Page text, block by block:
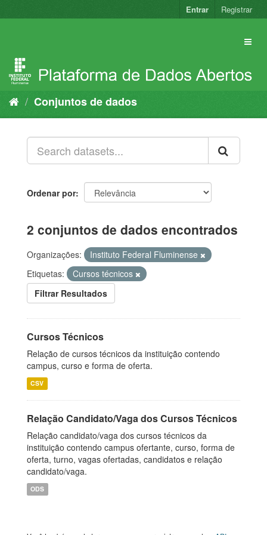
para
Entrar Registrar
Conjuntos de dados
Ordenar por
2 conjuntos de dados encontrados
Organizações:
Instituto Federal Fluminense
Etiquetas:
Cursos técnicos
Filtrar Resultados
Cursos Técnicos
Relação de cursos técnicos da instituição contendo
campus, curso e forma de oferta.
CSV
Relação Candidato/Vaga dos Cursos Técnicos
Relação candidato/vaga dos cursos técnicos da
instituição contendo campus ofertante, curso, forma de
oferta, turno, vagas ofertadas, candidatos e relação
candidato/vaga.
ODS